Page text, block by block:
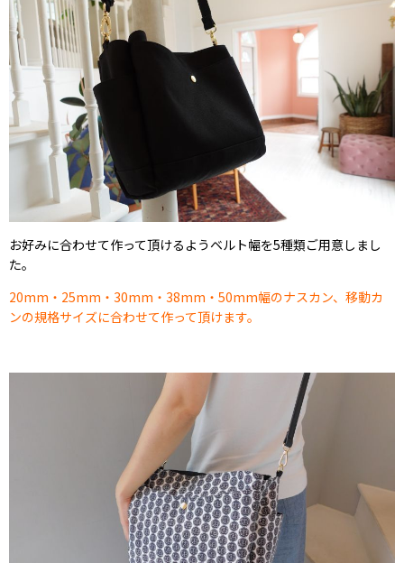
お好みに合わせて作って頂けるようベルト幅を5種類ご用意しまし
た。
20mm・25mm・30mm・38mm・50mm幅のナスカン、移動カ
ンの規格サイズに合わせて作って頂けます。